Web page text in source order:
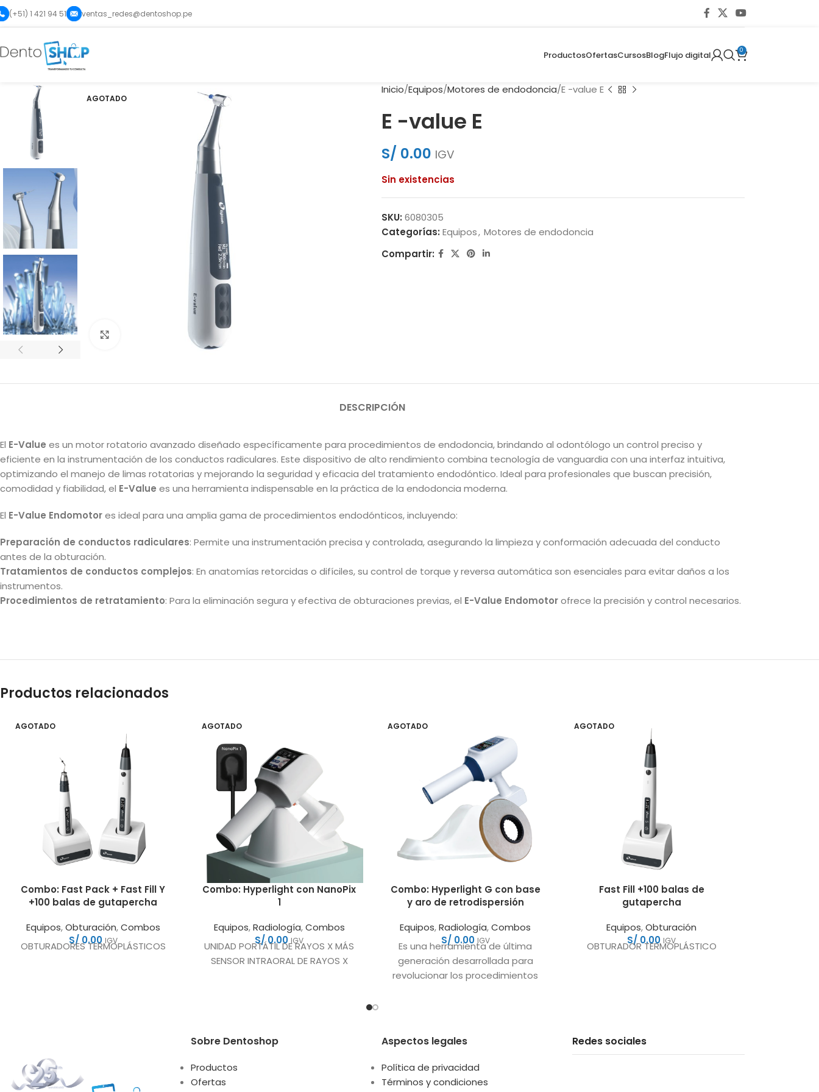
(+51) 1 421 94 51 ventas_redes@dentoshop.pe
ProductosOfertasCursosBlogFlujo digital 0
AGOTADO
Clic para ampliar
Inicio Equipos Motores de endodoncia E -value E
E -value E
S/ 0.00 IGV
Sin existencias
SKU: 6080305
Categorías: Equipos, Motores de endodoncia
Compartir:
DESCRIPCIÓN
El E-Value es un motor rotatorio avanzado diseñado específicamente para procedimientos de endodoncia, brindando al odontólogo un control preciso y
eficiente en la instrumentación de los conductos radiculares. Este dispositivo de alto rendimiento combina tecnología de vanguardia con una interfaz intuitiva,
optimizando el manejo de limas rotatorias y mejorando la seguridad y eficacia del tratamiento endodóntico. Ideal para profesionales que buscan precisión,
comodidad y fiabilidad, el E-Value es una herramienta indispensable en la práctica de la endodoncia moderna.
El E-Value Endomotores ideal para una amplia gama de procedimientos endodónticos, incluyendo:
Preparación de conductos radiculares: Permite una instrumentación precisa y controlada, asegurando la limpieza y conformación adecuada del conducto
antes de la obturación.
Tratamientos de conductos complejos: En anatomías retorcidas o difíciles, su control de torque y reversa automática son esenciales para evitar daños a los
instrumentos.
Procedimientos de retratamiento: Para la eliminación segura y efectiva de obturaciones previas, el E-Value Endomotorofrece la precisión y control necesarios.
Productos relacionados
AGOTADO
Combo: Fast Pack + Fast Fill Y
+100 balas de gutapercha
Equipos,Obturación,Combos
S/0.00 IGV
OBTURADORES TERMOPLÁSTICOS
AGOTADO
Combo: Hyperlight con NanoPix
1
Equipos,Radiología,Combos
S/0.00 IGV
UNIDAD PORTÁTIL DE RAYOS X MÁS
SENSOR INTRAORAL DE RAYOS X
AGOTADO
Combo: Hyperlight G con base
y aro de retrodispersión
Equipos,Radiología,Combos
S/0.00 IGV
Es una herramienta de última
generación desarrollada para
revolucionar los procedimientos
AGOTADO
Fast Fill +100 balas de
gutapercha
Equipos,Obturación
S/ 0.00 IGV
OBTURADOR TERMOPLÁSTICO
Sobre Dentoshop
Productos
Ofertas
Aspectos legales
Política de privacidad
Términos y condiciones
Redes sociales